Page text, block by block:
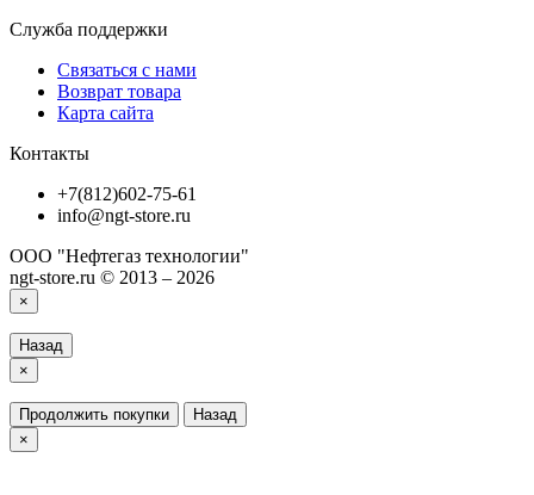
Служба поддержки
Связаться с нами
Возврат товара
Карта сайта
Контакты
+7(812)602-75-61
info@ngt-store.ru
ООО "Нефтегаз технологии"
ngt-store.ru © 2013 – 2026
×
Назад
×
Продолжить покупки
Назад
×